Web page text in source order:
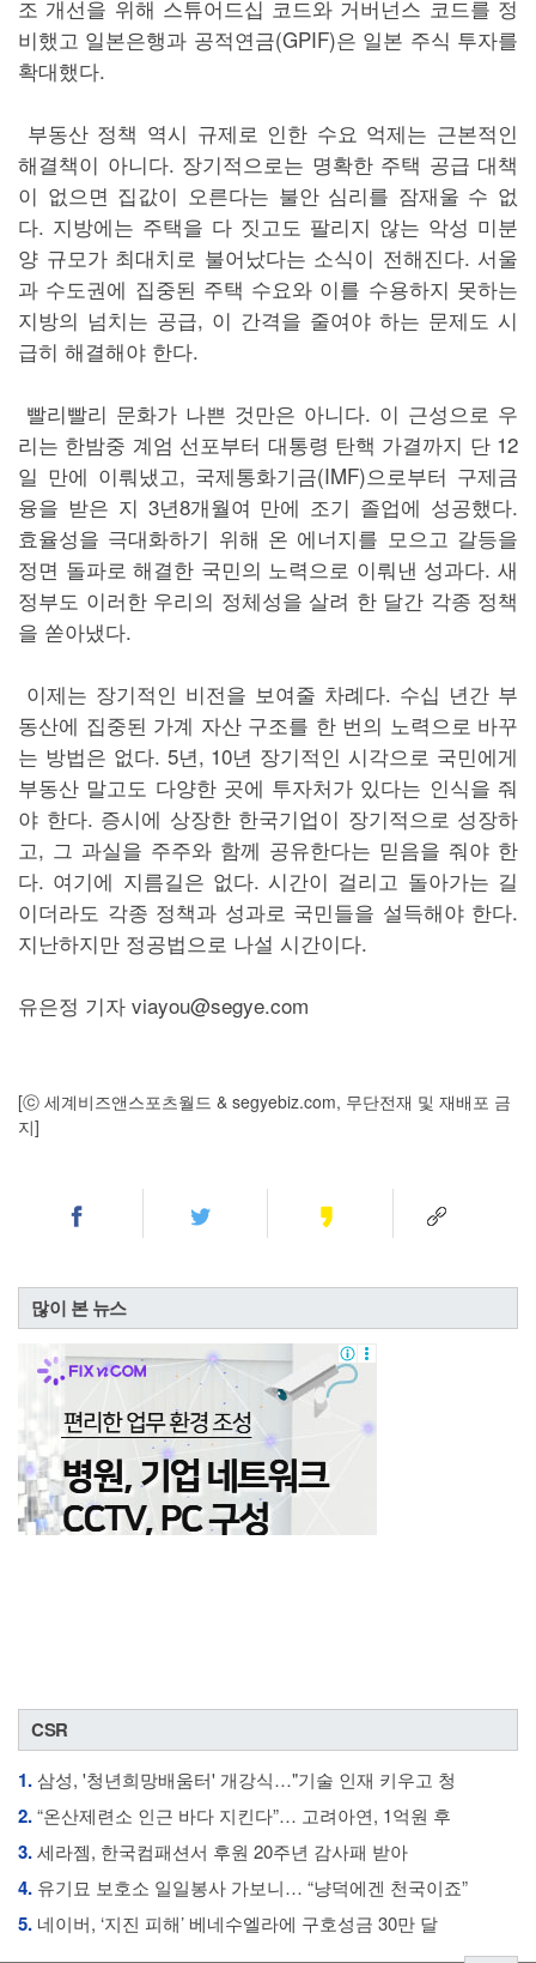
조 개선을 위해 스튜어드십 코드와 거버넌스 코드를 정
비했고 일본은행과 공적연금(GPIF)은 일본 주식 투자를
확대했다.
부동산 정책 역시 규제로 인한 수요 억제는 근본적인
해결책이 아니다. 장기적으로는 명확한 주택 공급 대책
이 없으면 집값이 오른다는 불안 심리를 잠재울 수 없
다. 지방에는 주택을 다 짓고도 팔리지 않는 악성 미분
양 규모가 최대치로 불어났다는 소식이 전해진다. 서울
과 수도권에 집중된 주택 수요와 이를 수용하지 못하는
지방의 넘치는 공급, 이 간격을 줄여야 하는 문제도 시
급히 해결해야 한다.
빨리빨리 문화가 나쁜 것만은 아니다. 이 근성으로 우
리는 한밤중 계엄 선포부터 대통령 탄핵 가결까지 단 12
일 만에 이뤄냈고, 국제통화기금(IMF)으로부터 구제금
융을 받은 지 3년8개월여 만에 조기 졸업에 성공했다.
효율성을 극대화하기 위해 온 에너지를 모으고 갈등을
정면 돌파로 해결한 국민의 노력으로 이뤄낸 성과다. 새
정부도 이러한 우리의 정체성을 살려 한 달간 각종 정책
을 쏟아냈다.
이제는 장기적인 비전을 보여줄 차례다. 수십 년간 부
동산에 집중된 가계 자산 구조를 한 번의 노력으로 바꾸
는 방법은 없다. 5년, 10년 장기적인 시각으로 국민에게
부동산 말고도 다양한 곳에 투자처가 있다는 인식을 줘
야 한다. 증시에 상장한 한국기업이 장기적으로 성장하
고, 그 과실을 주주와 함께 공유한다는 믿음을 줘야 한
다. 여기에 지름길은 없다. 시간이 걸리고 돌아가는 길
이더라도 각종 정책과 성과로 국민들을 설득해야 한다.
지난하지만 정공법으로 나설 시간이다.
유은정 기자 viayou@segye.com
[ⓒ 세계비즈앤스포츠월드 & segyebiz.com, 무단전재 및 재배포 금
지]
많이 본 뉴스
CSR
1.삼성, '청년희망배움터' 개강식…"기술 인재 키우고 청
2.“온산제련소 인근 바다 지킨다”… 고려아연, 1억원 후
3.세라젬, 한국컴패션서 후원 20주년 감사패 받아
4. 유기묘 보호소 일일봉사 가보니… “냥덕에겐 천국이죠”
5. 네이버, ‘지진 피해’ 베네수엘라에 구호성금 30만 달